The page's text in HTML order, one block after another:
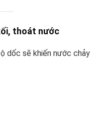
thoát nước
dốc sẽ khiến nước chảy